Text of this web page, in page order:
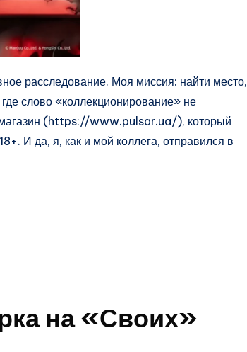
расследование. Моя миссия: найти место,
слово «коллекционирование» не
магазин (https://www.pulsar.ua/), который
И да, я, как и мой коллега, отправился в
на «Своих»